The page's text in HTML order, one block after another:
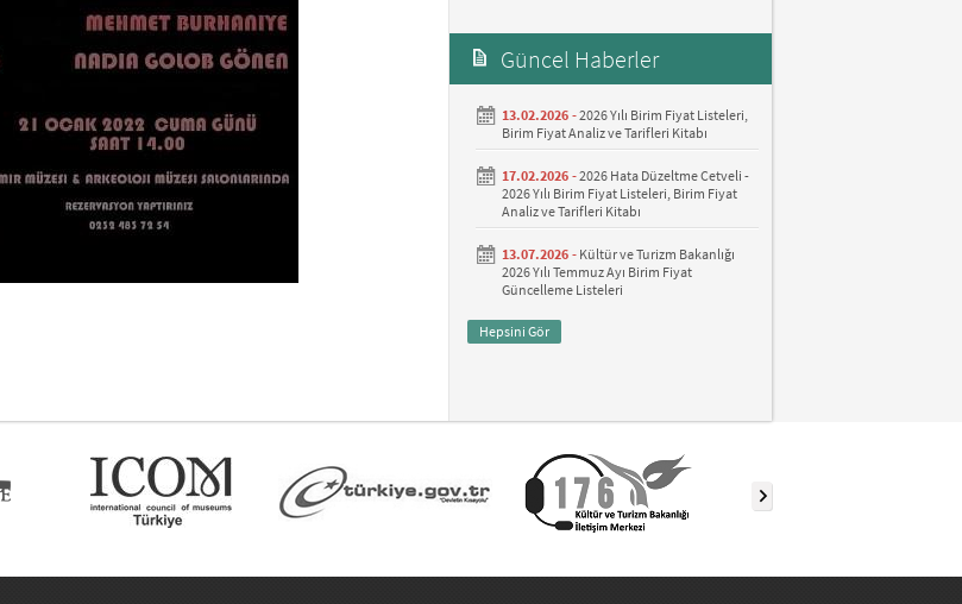
Güncel Haberler
13.02.2026 -2026 Yılı Birim Fiyat Listeleri,
Birim Fiyat Analiz ve Tarifleri Kitabı
17.02.2026 -2026 Hata Düzeltme Cetveli -
2026 Yılı Birim Fiyat Listeleri, Birim Fiyat
Analiz ve Tarifleri Kitabı
13.07.2026 - Kültür ve Turizm Bakanlığı
2026 Yılı Temmuz Ayı Birim Fiyat
Güncelleme Listeleri
Hepsini Gör